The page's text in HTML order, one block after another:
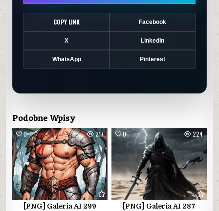
COPY LINK Facebook
X LinkedIn
WhatsApp Pinterest
Podobne Wpisy
0 217
[PNG] Galeria AI 299
0 224
[PNG] Galeria AI 287